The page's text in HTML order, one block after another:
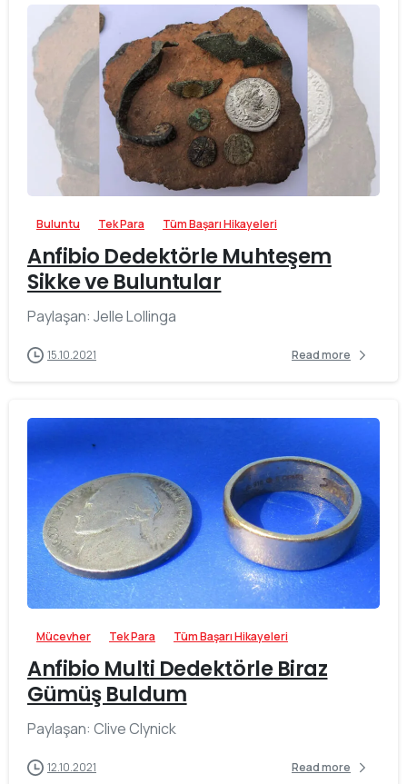
Buluntu Tek Para Tüm Başarı Hikayeleri
Anfibio Dedektörle Muhteşem
Sikke ve Buluntular
Paylaşan: Jelle Lollinga
15.10.2021 Read more
Mücevher Tek Para Tüm Başarı Hikayeleri
Anfibio Multi Dedektörle Biraz
Gümüş Buldum
Paylaşan: Clive Clynick
12.10.2021 Read more